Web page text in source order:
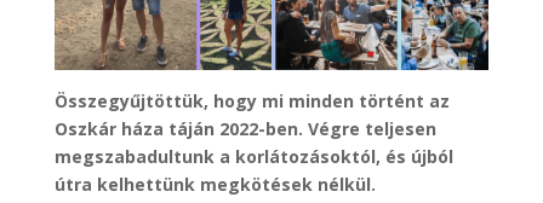
Összegyűjtöttük, hogy mi minden történt az
Oszkár háza táján 2022-ben. Végre teljesen
megszabadultunk a korlátozásoktól, és újból
útra kelhettünk megkötések nélkül.